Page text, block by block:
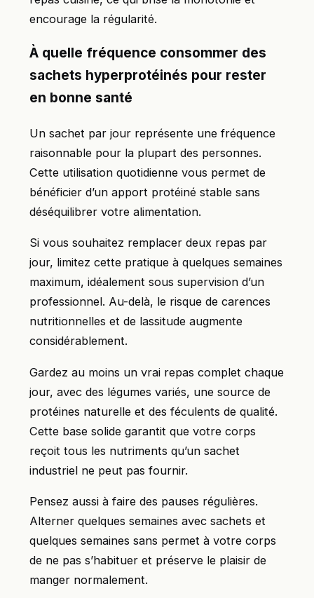
encourage la régularité.
À quelle fréquence consommer des
sachets hyperprotéinés pour rester
en bonne santé
Un sachet par jour représente une fréquence
raisonnable pour la plupart des personnes.
Cette utilisation quotidienne vous permet de
bénéficier d’un apport protéiné stable sans
déséquilibrer votre alimentation.
Si vous souhaitez remplacer deux repas par
jour, limitez cette pratique à quelques semaines
maximum, idéalement sous supervision d’un
professionnel. Au-delà, le risque de carences
nutritionnelles et de lassitude augmente
considérablement.
Gardez au moins un vrai repas complet chaque
jour, avec des légumes variés, une source de
protéines naturelle et des féculents de qualité.
Cette base solide garantit que votre corps
reçoit tous les nutriments qu’un sachet
industriel ne peut pas fournir.
Pensez aussi à faire des pauses régulières.
Alterner quelques semaines avec sachets et
quelques semaines sans permet à votre corps
de ne pas s’habituer et préserve le plaisir de
manger normalement.